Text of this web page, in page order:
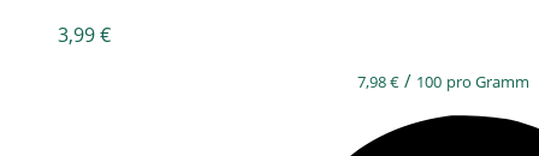
3,99€
7,98€ / 100 pro Gramm